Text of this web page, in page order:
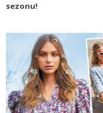
sezonu!